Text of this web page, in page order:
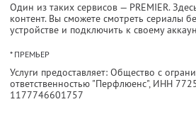
Один из таких сервисов — PREMIER.
контент. Вы сможете смотреть сериалы
устройстве и подключить к своему
* ПРЕМЬЕР
Услуги предоставляет: Общество с
ответственностью "Перфлюенс", ИНН
1177746601757